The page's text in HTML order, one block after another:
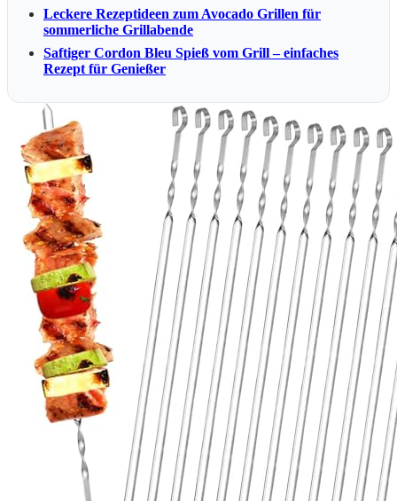
Leckere Rezeptideen zum Avocado Grillen für
sommerliche Grillabende
Saftiger Cordon Bleu Spieß vom Grill – einfaches
Rezept für Genießer